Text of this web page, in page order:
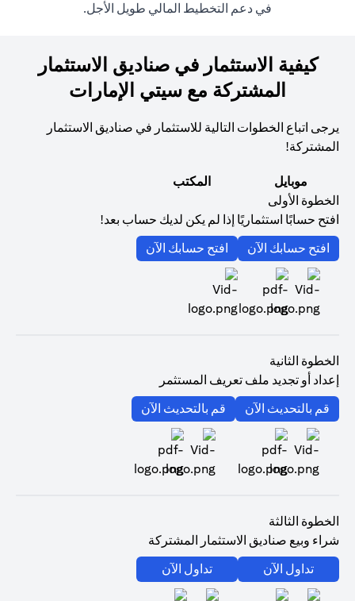
في دعم التخطيط المالي طويل الأجل.
كيفية الاستثمار في صناديق الاستثمار
المشتركة مع سيتي الإمارات
يرجى اتباع الخطوات التالية للاستثمار في صناديق الاستثمار
المشتركة!
موبايل
المكتب
الخطوة الأولى
افتح حسابًا استثماريًا إذا لم يكن لديك حساب بعد!
افتح حسابك الآن opens in a new tab
افتح حسابك الآن
الخطوة الثانية
إعداد أو تجديد ملف تعريف المستثمر
قم بالتحديث الآن opens in a new tab
قم بالتحديث الآن
الخطوة الثالثة
شراء وبيع صناديق الاستثمار المشتركة
تداول الآن
opens in a new tab
تداول الآن